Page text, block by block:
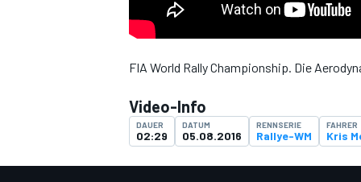
DTM
FIA World Rally Championship. Die
Video-Info
DAUER
02:29
DATUM
05.08.2016
RENNSERIE
Rallye-WM
FAHRER
Kris